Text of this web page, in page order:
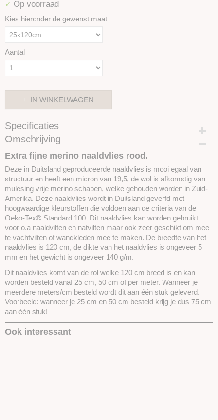
✓ Op voorraad
Kies hieronder de gewenst maat
Aantal
IN WINKELWAGEN
Specificaties
Productcode
Omschrijving
Extra fijne merino naaldvlies rood.
Deze in Duitsland geproduceerde naaldvlies is mooi egaal van
structuur en heeft een micron van 19,5, de wol is afkomstig van
mulesing vrije merino schapen, welke gehouden worden in Zuid-
Amerika. Deze naaldvlies wordt in Duitsland geverfd met
hoogwaardige kleurstoffen die voldoen aan de criteria van de
Oeko-Tex® Standard 100. Dit naaldvlies kan worden gebruikt
voor o.a naaldvilten en natvilten maar ook zeer geschikt om mee
te vachtvilten of wandkleden mee te maken. De breedte van het
naaldvlies is 120 cm, de dikte van het naaldvlies is ongeveer 5
mm en het gewicht is ongeveer 140 g/m.
Dit naaldvlies komt van de rol welke 120 cm breed is en kan
worden besteld vanaf 25 cm, 50 cm of per meter. Wanneer je
meerdere meters/cm besteld wordt dit aan één stuk geleverd.
Voorbeeld: wanneer je 25 cm en 50 cm besteld krijg je dus 75 cm
aan één stuk!
Ook interessant